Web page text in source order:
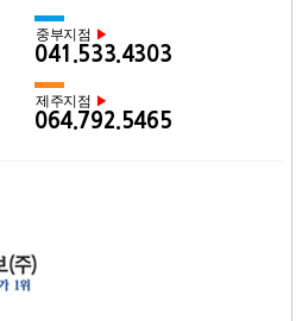
중부지점 ▶
041.533.4303
제주지점 ▶
064.792.5465